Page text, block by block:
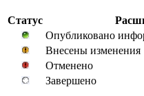
Статус
Опубликовано
Внесены изменения
Отменено
Завершено